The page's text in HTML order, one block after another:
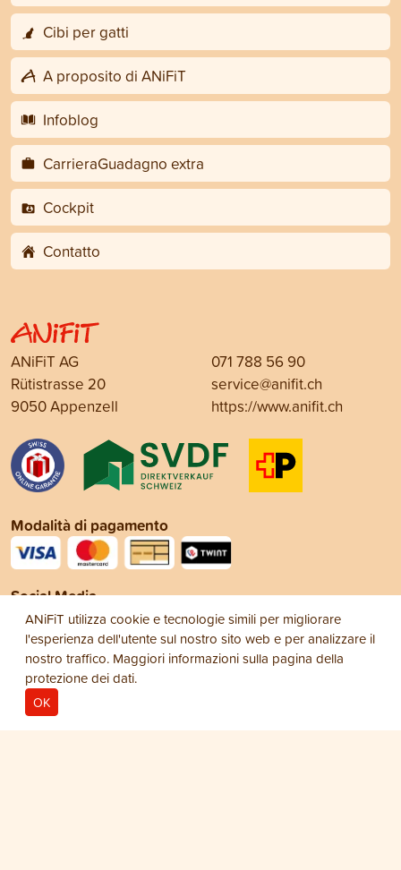
Cibi per gatti
A proposito di ANiFiT
Infoblog
CarrieraGuadagno extra
Cockpit
Contatto
ANiFiT AG
Rütistrasse 20
9050 Appenzell
071 788 56 90
service@anifit.ch
https://www.anifit.ch
Modalità di pagamento
Social Media
Note legali
ANiFiT utilizza cookie e tecnologie simili per migliorare
l'esperienza dell'utente sul nostro sito web e per analizzare il
nostro traffico. Maggiori informazioni sulla pagina della
protezione dei dati.
OK